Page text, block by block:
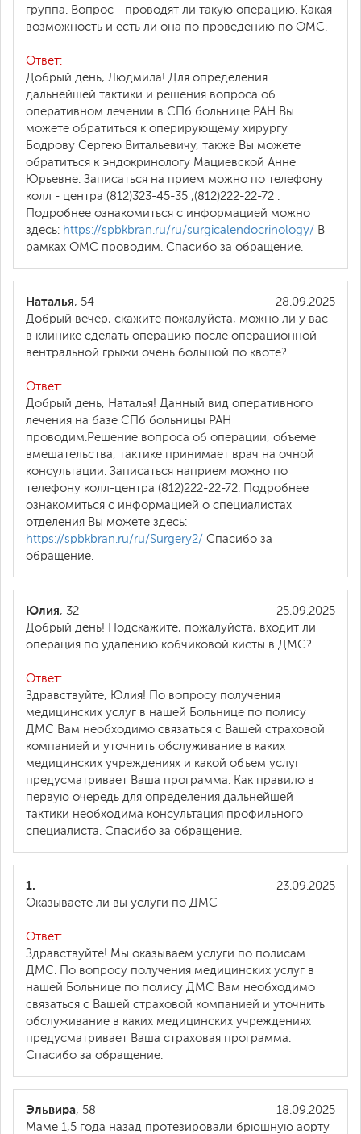
группа. Вопрос - проводят ли такую операцию. Какая
возможность и есть ли она по проведению по ОМС.
Ответ:
Добрый день, Людмила! Для определения
дальнейшей тактики и решения вопроса об
оперативном лечении в СПб больнице РАН Вы
можете обратиться к оперирующему хирургу
Бодрову Сергею Витальевичу, также Вы можете
обратиться к эндокринологу Мациевской Анне
Юрьевне. Записаться на прием можно по телефону
колл - центра (812)323-45-35 ,(812)222-22-72 .
Подробнее ознакомиться с информацией можно
здесь: https://spbkbran.ru/ru/surgicalendocrinology/ В
рамках ОМС проводим. Спасибо за обращение.
28.09.2025
Наталья, 54
Добрый вечер, скажите пожалуйста, можно ли у вас
в клинике сделать операцию после операционной
вентральной грыжи очень большой по квоте?
Ответ:
Добрый день, Наталья! Данный вид оперативного
лечения на базе СПб больницы РАН
проводим.Решение вопроса об операции, объеме
вмешательства, тактике принимает врач на очной
консультации. Записаться наприем можно по
телефону колл-центра (812)222-22-72. Подробнее
ознакомиться с информацией о специалистах
отделения Вы можете здесь:
https://spbkbran.ru/ru/Surgery2/ Спасибо за
обращение.
25.09.2025
Юлия, 32
Добрый день! Подскажите, пожалуйста, входит ли
операция по удалению кобчиковой кисты в ДМС?
Ответ:
Здравствуйте, Юлия! По вопросу получения
медицинских услуг в нашей Больнице по полису
ДМС Вам необходимо связаться с Вашей страховой
компанией и уточнить обслуживание в каких
медицинских учреждениях и какой объем услуг
предусматривает Ваша программа. Как правило в
первую очередь для определения дальнейшей
тактики необходима консультация профильного
специалиста. Спасибо за обращение.
23.09.2025
1.
Оказываете ли вы услуги по ДМС
Ответ:
Здравствуйте! Мы оказываем услуги по полисам
ДМС. По вопросу получения медицинских услуг в
нашей Больнице по полису ДМС Вам необходимо
связаться с Вашей страховой компанией и уточнить
обслуживание в каких медицинских учреждениях
предусматривает Ваша страховая программа.
Спасибо за обращение.
18.09.2025
Эльвира, 58
Маме 1,5 года назад протезировали брюшную аорту